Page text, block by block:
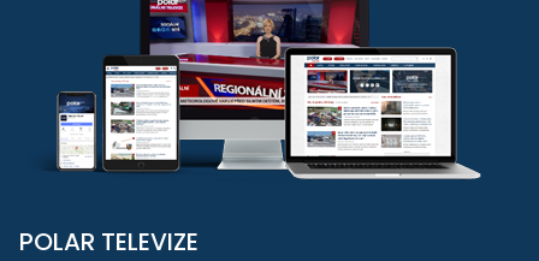
POLAR TELEVIZE